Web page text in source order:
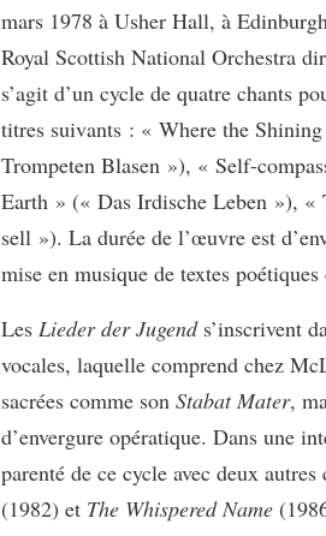
mars 1978 à Usher Hall, à
Royal Scottish National Orchestra
s’agit d’un cycle de quatre chants
titres suivants : « Where the
Trompeten Blasen »), « Self-
Earth » (« Das Irdische Leben »), «
sell »). La durée de l’œuvre est
mise en musique de textes
Les Lieder der Jugend s’inscrivent
vocales, laquelle comprend chez
sacrées comme son Stabat Mater,
d’envergure opératique. Dans une
parenté de ce cycle avec deux autres
(1982) et The Whispered Name